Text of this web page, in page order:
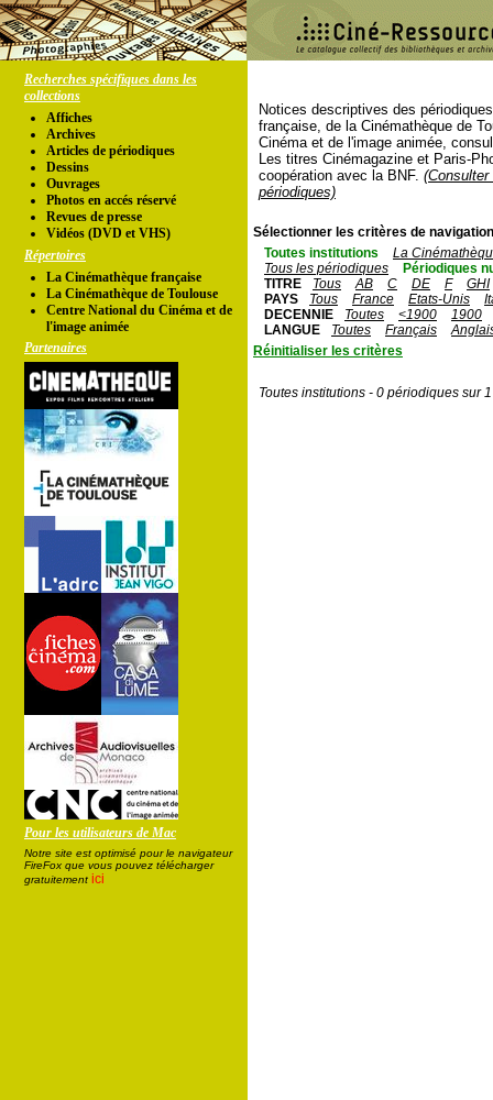
Recherches spécifiques dans les
collections
Affiches
Archives
Articles de périodiques
Dessins
Ouvrages
Photos en accés réservé
Revues de presse
Vidéos (DVD et VHS)
Répertoires
La Cinémathèque française
La Cinémathèque de Toulouse
Centre National du Cinéma et de
l'image animée
Partenaires
Pour les utilisateurs de Mac
Notre site est optimisé pour le navigateur
FireFox que vous pouvez télécharger
gratuitement ici
Notices descriptives des
française, de la Cinémathèque de
Cinéma et de l'image animée,
Les titres Cinémagazine et Paris-
coopération avec la BNF.
périodiques)
Sélectionner les critères de
Toutes institutions
La
Tous les périodiques
Périodiques
TITRE
Tous AB C DE F
GHI
PAYS
Tous France Etats-Unis
DECENNIE
Toutes <1900
1900
LANGUE
Toutes Français
Réinitialiser les critères
Toutes institutions - 0 périodiques sur